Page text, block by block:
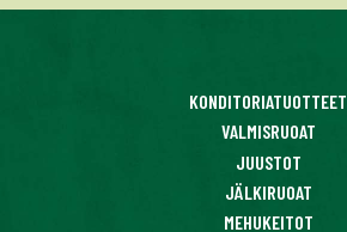
KONDITORIATUOTTEET
VALMISRUOAT
JUUSTOT
JÄLKIRUOAT
MEHUKEITOT